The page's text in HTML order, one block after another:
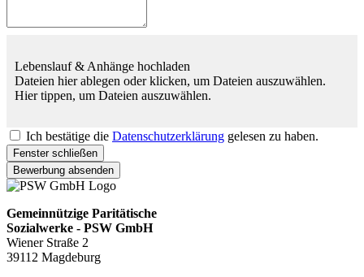
Lebenslauf & Anhänge hochladen
Dateien hier ablegen oder klicken, um Dateien auszuwählen.
Hier tippen, um Dateien auszuwählen.
Ich bestätige die Datenschutzerklärung gelesen zu haben.
Fenster schließen
Bewerbung absenden
Gemeinnützige Paritätische
Sozialwerke - PSW GmbH
Wiener Straße 2
39112 Magdeburg